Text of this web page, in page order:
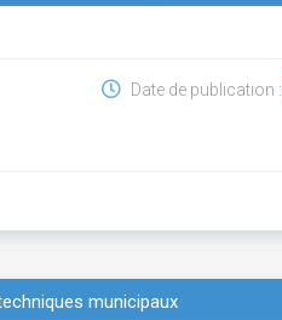
Date de publication :
municipaux